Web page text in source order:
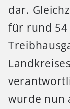
dar.
für rund
wurde nun